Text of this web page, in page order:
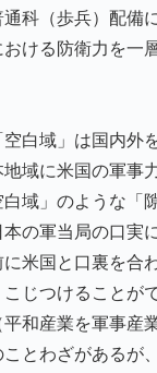
科（歩兵）配備
ける防衛力を一
白域」は国内外
域に米国の軍事
域」のような「
の軍当局の口実
米国と口裏を合
じつけることが
和産業を軍事産
とわざがあるが